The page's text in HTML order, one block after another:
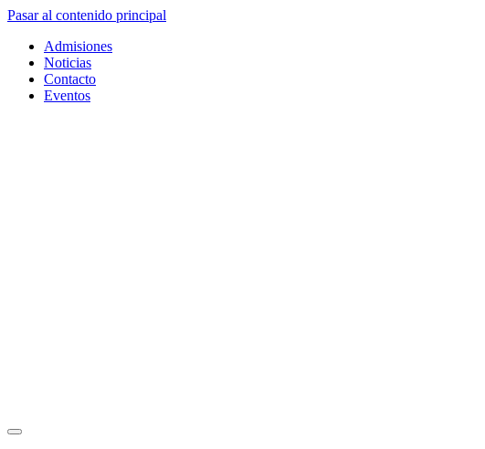
Pasar al contenido principal
Admisiones
Noticias
Contacto
Eventos